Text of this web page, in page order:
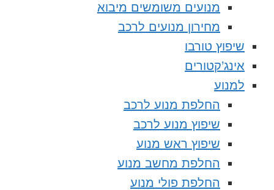
מנועים משומשים מיבוא
מחירון מנועים לרכב
שיפוץ טורבו
אינג’קטורים
למנוע
החלפת מנוע לרכב
שיפוץ מנוע לרכב
שיפוץ ראש מנוע
החלפת מחשב מנוע
החלפת פולי מנוע